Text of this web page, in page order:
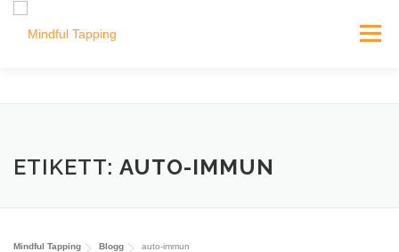
Meny
OM OSS BLOGG
ETIKETT: AUTO-IMMUN
Mindful Tapping Blogg auto-immun